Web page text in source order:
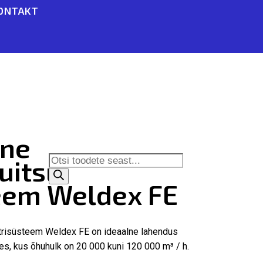
Products
search
Weldex FE
Weldex FE on ideaalne lahendus
kus õhuhulk on 20 000 kuni 120 000 m³ / h.